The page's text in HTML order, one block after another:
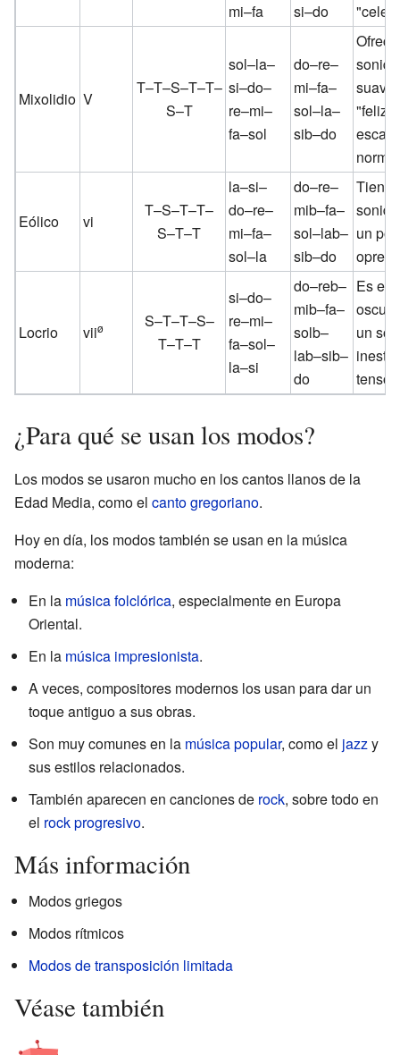
mi–fa
si–do
Mixolidio V
T–T–S–T–T–
S–T
sol–la–
si–do–
re–mi–
fa–sol
do–re–
mi–fa–
sol–la–
sib–do
suave
"feliz"
Eólico vi
T–S–T–T–
S–T–T
la–si–
do–re–
mi–fa–
sol–la
do–re–
mib–fa–
sol–lab–
sib–do
Tiene
un
Locrio viiø
S–T–T–S–
T–T–T
si–do–
re–mi–
fa–sol–
la–si
do–reb–
mib–fa–
solb–
lab–sib–
do
Es el
un
tenso.
¿Para qué se usan los modos?
Los modos se usaron mucho en los cantos llanos de la
Edad Media, como el canto gregoriano.
Hoy en día, los modos también se usan en la música
moderna:
En la música folclórica, especialmente en Europa
Oriental.
En la música impresionista.
A veces, compositores modernos los usan para dar un
toque antiguo a sus obras.
Son muy comunes en la música popular, como el jazzy
sus estilos relacionados.
También aparecen en canciones de rock, sobre todo en
el rock progresivo.
Más información
Modos griegos
Modos rítmicos
Modos de transposición limitada
Véase también